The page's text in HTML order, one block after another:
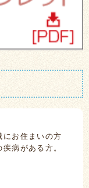
にお住まいの方
病がある方。